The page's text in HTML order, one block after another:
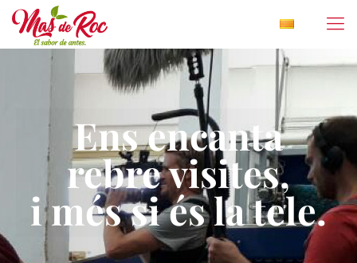
Ens encanta
rebre visites,
i més si és la tele.